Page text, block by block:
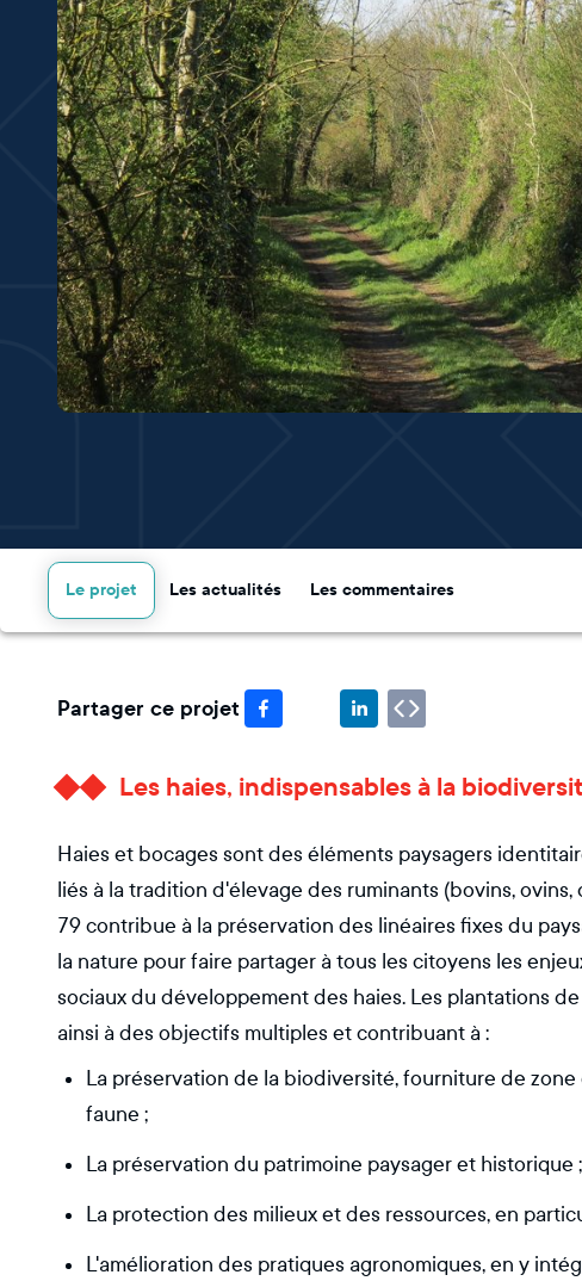
Le projet Les actualités Les commentaires
Partager ce projet
Les haies, indispensables à la
Haies et bocages sont des éléments paysagers
liés à la tradition d'élevage des ruminants (bovins,
79 contribue à la préservation des linéaires fixes du
la nature pour faire partager à tous les citoyens les
sociaux du développement des haies. Les plantations
ainsi à des objectifs multiples et contribuant à :
La préservation de la biodiversité, fourniture de
faune ;
La préservation du patrimoine paysager et historique ;
La protection des milieux et des ressources, en
L'amélioration des pratiques agronomiques, en y